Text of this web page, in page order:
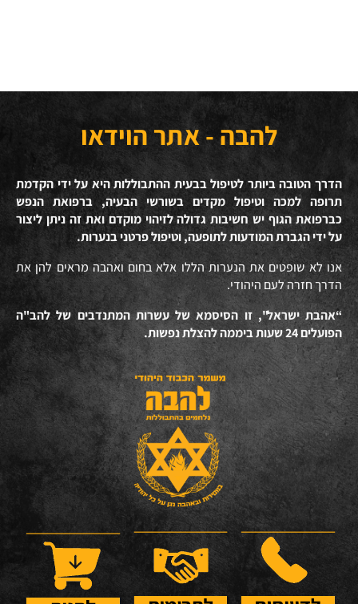
להבה - אתר הוידאו
הדרך הטובה ביותר לטיפול בבעית ההתבוללות היא על ידי הקדמת
תרופה למכה וטיפול מקדים בשורשי הבעיה, ברפואת הנפש
כברפואת הגוף יש חשיבות גדולה לזיהוי מוקדם ואת זה ניתן ליצור
על ידי הגברת המודעות לתופעה, וטיפול פרטני בנערות.
אנו לא שופטים את הנערות הללו אלא בחום ואהבה מראים להן את
הדרך חזרה לעם היהודי.
“אהבת ישראל", זו הסיסמא של עשרות המתנדבים של להב"ה
הפועלים 24 שעות ביממה להצלת נפשות.